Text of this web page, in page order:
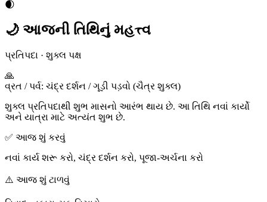
🌒
🌙 આજની તિથિનું મહત્ત્વ
પ્રતિપદા · શુક્લ પક્ષ
🙏
વ્રત / પર્વ: ચંદ્ર દર્શન / ગૂડ઼ી પડ઼વો (ચૈત્ર શુક્લ)
શુક્લ પ્રતિપદાથી શુભ માસનો આરંભ થાય છે. આ તિથિ નવાં કાર્યો
અને યાત્રા માટે અત્યંત શુભ છે.
✅ આજ શું કરવું
નવાં કાર્ય શરૂ કરો, ચંદ્ર દર્શન કરો, પૂજા-અર્ચના કરો
⚠️ આજ શું ટાળવું